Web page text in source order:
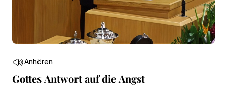
Anhören
Gottes Antwort auf die Angst